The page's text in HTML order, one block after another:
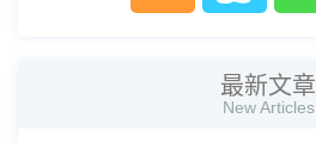
最新文章
New Articles